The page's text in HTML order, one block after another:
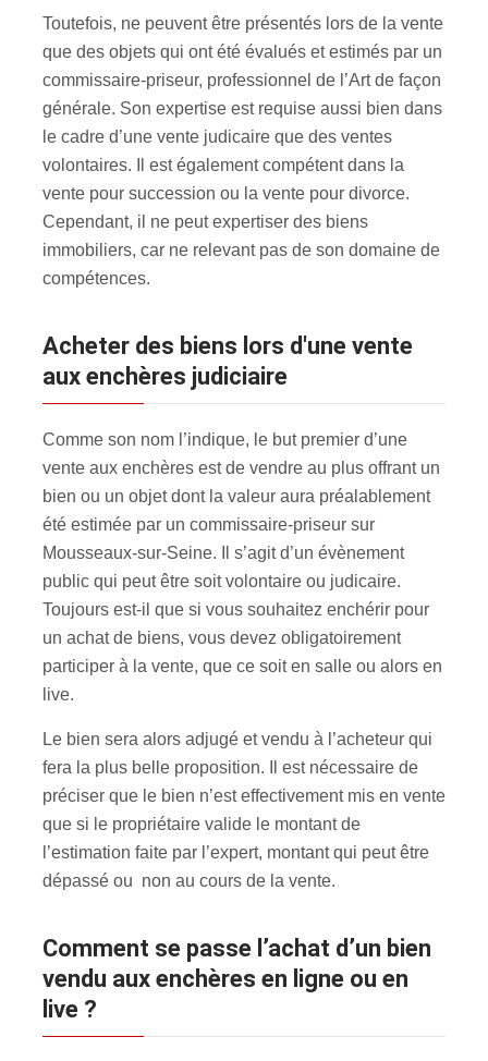
Toutefois, ne peuvent être présentés lors de la vente
que des objets qui ont été évalués et estimés par un
commissaire-priseur, professionnel de l’Art de façon
générale. Son expertise est requise aussi bien dans
le cadre d’une vente judicaire que des ventes
volontaires. Il est également compétent dans la
vente pour succession ou la vente pour divorce.
Cependant, il ne peut expertiser des biens
immobiliers, car ne relevant pas de son domaine de
compétences.
Acheter des biens lors d'une vente
aux enchères judiciaire
Comme son nom l’indique, le but premier d’une
vente aux enchères est de vendre au plus offrant un
bien ou un objet dont la valeur aura préalablement
été estimée par un commissaire-priseur sur
Mousseaux-sur-Seine. Il s’agit d’un évènement
public qui peut être soit volontaire ou judicaire.
Toujours est-il que si vous souhaitez enchérir pour
un achat de biens, vous devez obligatoirement
participer à la vente, que ce soit en salle ou alors en
live.
Le bien sera alors adjugé et vendu à l’acheteur qui
fera la plus belle proposition. Il est nécessaire de
préciser que le bien n’est effectivement mis en vente
que si le propriétaire valide le montant de
l’estimation faite par l’expert, montant qui peut être
dépassé ou non au cours de la vente.
Comment se passe l’achat d’un bien
vendu aux enchères en ligne ou en
live ?